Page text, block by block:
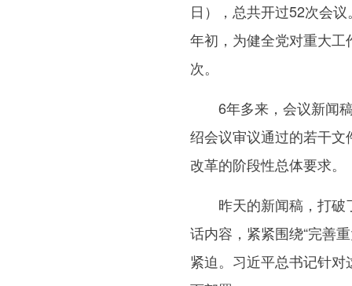
日），总共开过52次会
年初，为健全党对重大
次。
6年多来，会议新闻稿
绍会议审议通过的若干文
改革的阶段性总体要求。
昨天的新闻稿，打破
话内容，紧紧围绕“完善
紧迫。习近平总书记针